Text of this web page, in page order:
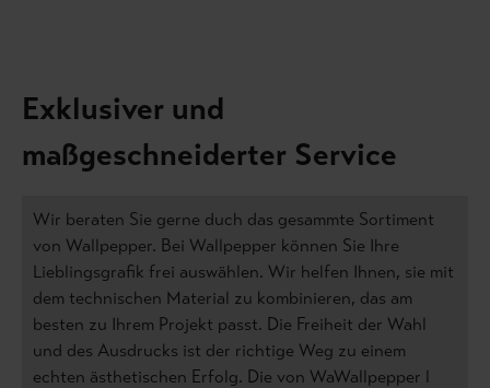
Exklusiver und
maßgeschneiderter Service
Wir beraten Sie gerne duch das gesammte Sortiment
von Wallpepper. Bei Wallpepper können Sie Ihre
Lieblingsgrafik frei auswählen. Wir helfen Ihnen, sie mit
dem technischen Material zu kombinieren, das am
besten zu Ihrem Projekt passt. Die Freiheit der Wahl
und des Ausdrucks ist der richtige Weg zu einem
echten ästhetischen Erfolg. Die von WaWallpepper l